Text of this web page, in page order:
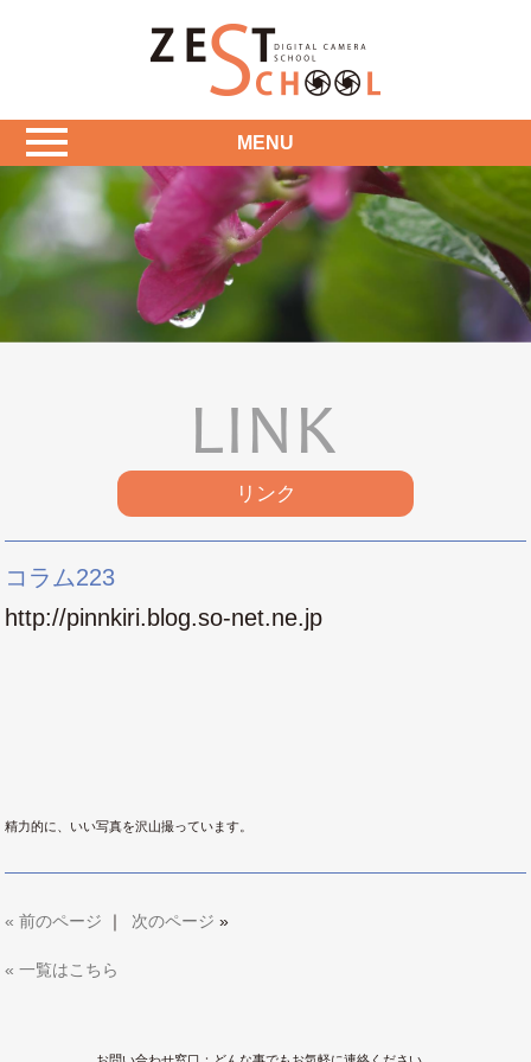
MENU
リンク
コラム223
http://pinnkiri.blog.so-net.ne.jp
精力的に、いい写真を沢山撮っています。
« 前のページ ｜ 次のページ »
« 一覧はこちら